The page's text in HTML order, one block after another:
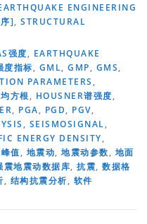
ENGINEERING
], STRUCTURAL
强度, EARTHQUAKE
度指标, GML, GMP, GMS,
PARAMETERS ,
方根, HOUSNER谱强度,
, PGA, PGD, PGV,
, SEISMOSIGNAL,
ENERGY DENSITY,
值, 地震动, 地震动参数, 地面
震地震动数据库, 抗震, 数据格
, 结构抗震分析, 软件